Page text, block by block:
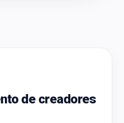
de creadores